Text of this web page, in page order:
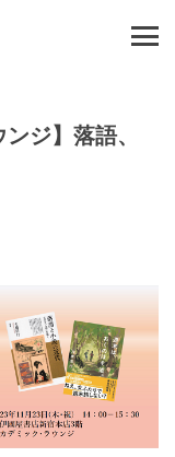
ジ】落語、